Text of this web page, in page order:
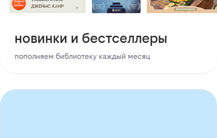
новинки и бестселлеры
пополняем библиотеку каждый месяц